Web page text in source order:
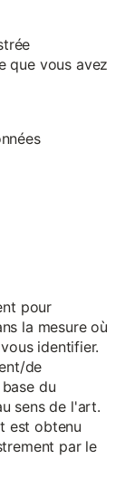
que vous avez
pour
la mesure où
identifier.
de
du
sens de l'art.
est obtenu
par le